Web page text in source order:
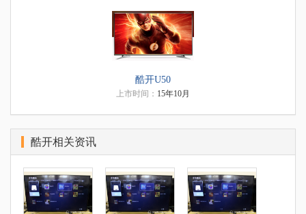
酷开U50
上市时间： 15年10月
酷开相关资讯